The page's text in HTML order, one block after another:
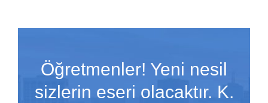
Öğretmenler! Yeni nesil
sizlerin eseri olacaktır. K.